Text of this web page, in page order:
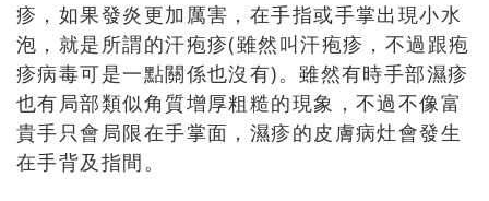
疹，如果發炎更加厲害，在手指或手掌出現小水
泡，就是所謂的汗疱疹(雖然叫汗疱疹，不過跟疱
疹病毒可是一點關係也沒有)。雖然有時手部濕疹
也有局部類似角質增厚粗糙的現象，不過不像富
貴手只會局限在手掌面，濕疹的皮膚病灶會發生
在手背及指間。